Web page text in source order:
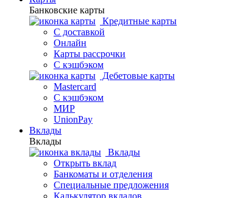
Банковские карты
Кредитные карты
С доставкой
Онлайн
Карты рассрочки
С кэшбэком
Дебетовые карты
Mastercard
С кэшбэком
МИР
UnionPay
Вклады
Вклады
Вклады
Открыть вклад
Банкоматы и отделения
Специальные предложения
Калькулятор вкладов